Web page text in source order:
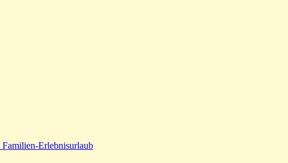
Familien-Erlebnisurlaub